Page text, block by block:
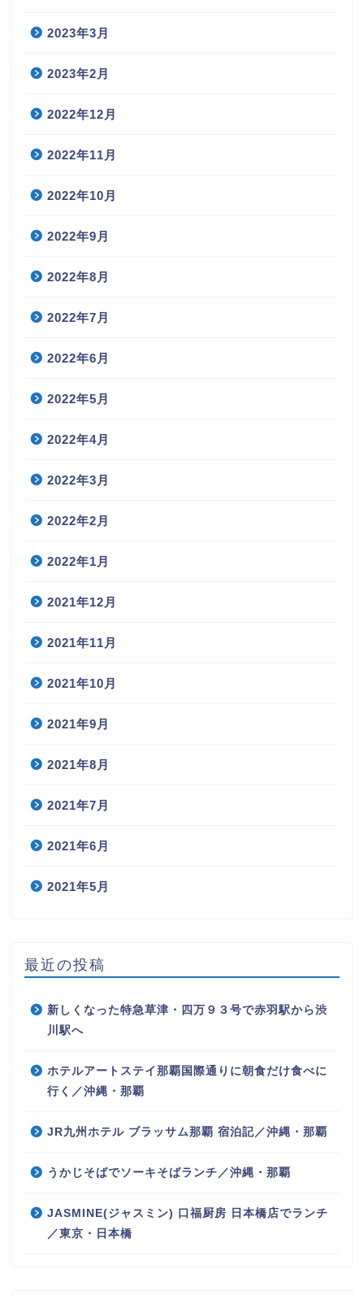
2023年3月
2023年2月
2022年12月
2022年11月
2022年10月
2022年9月
2022年8月
2022年7月
2022年6月
2022年5月
2022年4月
2022年3月
2022年2月
2022年1月
2021年12月
2021年11月
2021年10月
2021年9月
2021年8月
2021年7月
2021年6月
2021年5月
最近の投稿
新しくなった特急草津・四万９３号で赤羽駅から渋
川駅へ
ホテルアートステイ那覇国際通りに朝食だけ食べに
行く／沖縄・那覇
JR九州ホテル ブラッサム那覇 宿泊記／沖縄・那覇
うかじそばでソーキそばランチ／沖縄・那覇
JASMINE(ジャスミン) 口福厨房 日本橋店でランチ
／東京・日本橋